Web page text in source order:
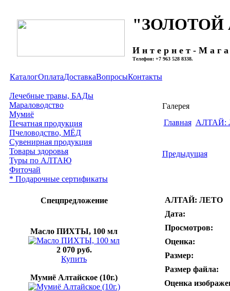
"ЗОЛОТОЙ
И н т е р н е т - М а г а
Телефон: +7 963 528 8338.
КаталогОплатаДоставкаВопросыКонтакты
Лечебные травы, БАДы
Мараловодство
Мумиё
Печатная продукция
Пчеловодство, МЁД
Сувенирная продукция
Товары здоровья
Туры по АЛТАЮ
Фиточай
* Подарочные сертификаты
Спецпредложение
Mасло ПИХТЫ, 100 мл
2 070 руб.
Купить
Мумиё Алтайское (10г.)
Галерея
Главная АЛТАЙ:
Предыдущая
АЛТАЙ: ЛЕТО
Дата:
Просмотров:
Оценка:
Размер:
Размер файла:
Оценка